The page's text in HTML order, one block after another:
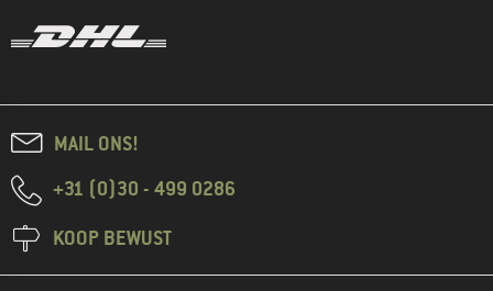
MAIL ONS!
+31 (0)30 - 499 0286
KOOP BEWUST